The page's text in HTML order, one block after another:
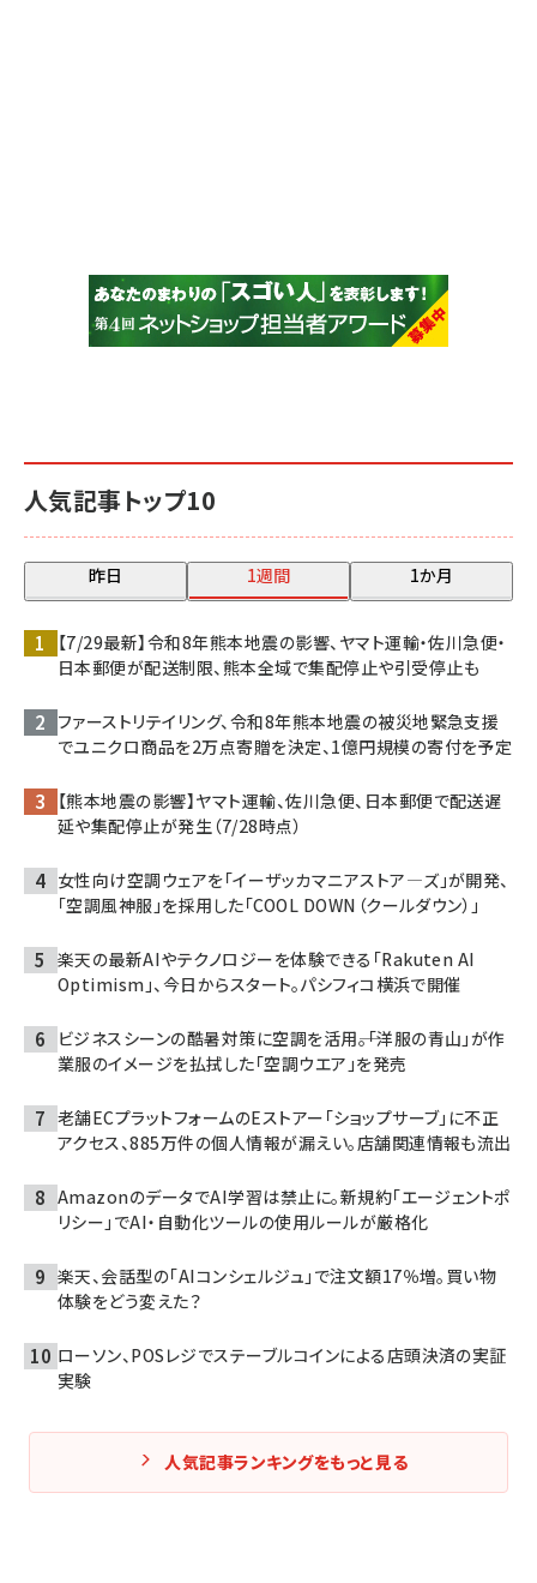
人気記事トップ10
昨日 1週間 1か月
【7/29最新】令和8年熊本地震の影響、ヤマト運輸・佐川急便・
日本郵便が配送制限、熊本全域で集配停止や引受停止も
ファーストリテイリング、令和8年熊本地震の被災地緊急支援
でユニクロ商品を2万点寄贈を決定、1億円規模の寄付を予定
【熊本地震の影響】ヤマト運輸、佐川急便、日本郵便で配送遅
延や集配停止が発生（7/28時点）
女性向け空調ウェアを「イーザッカマニアストア―ズ」が開発、
「空調風神服」を採用した「COOL DOWN（クールダウン）」
楽天の最新AIやテクノロジーを体験できる「Rakuten AI
Optimism」、今日からスタート。パシフィコ横浜で開催
ビジネスシーンの酷暑対策に空調を活用――。「洋服の青山」が作
業服のイメージを払拭した「空調ウエア」を発売
老舗ECプラットフォームのEストアー「ショップサーブ」に不正
アクセス、885万件の個人情報が漏えい。店舗関連情報も流出
AmazonのデータでAI学習は禁止に。新規約「エージェントポ
リシー」でAI・自動化ツールの使用ルールが厳格化
楽天、会話型の「AIコンシェルジュ」で注文額17％増。買い物
体験をどう変えた？
ローソン、POSレジでステーブルコインによる店頭決済の実証
実験
人気記事ランキングをもっと見る